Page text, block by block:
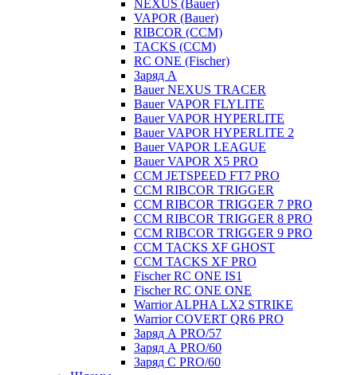
NEXUS (Bauer)
VAPOR (Bauer)
RIBCOR (CCM)
TACKS (CCM)
RC ONE (Fischer)
Заряд А
Bauer NEXUS TRACER
Bauer VAPOR FLYLITE
Bauer VAPOR HYPERLITE
Bauer VAPOR HYPERLITE 2
Bauer VAPOR LEAGUE
Bauer VAPOR X5 PRO
CCM JETSPEED FT7 PRO
CCM RIBCOR TRIGGER
CCM RIBCOR TRIGGER 7 PRO
CCM RIBCOR TRIGGER 8 PRO
CCM RIBCOR TRIGGER 9 PRO
CCM TACKS XF GHOST
CCM TACKS XF PRO
Fischer RC ONE IS1
Fischer RC ONE ONE
Warrior ALPHA LX2 STRIKE
Warrior COVERT QR6 PRO
Заряд А PRO/57
Заряд А PRO/60
Заряд С PRO/60